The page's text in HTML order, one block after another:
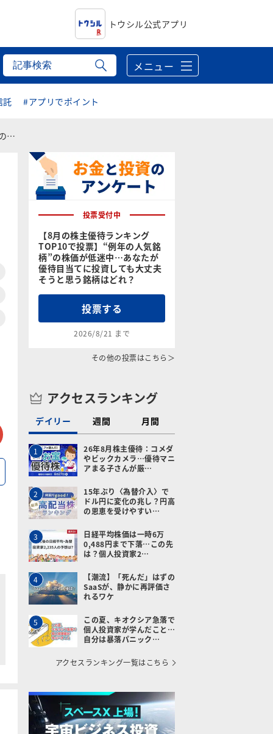
トウシル公式アプリ
メニュー
託 #アプリでポイント
メールで送る
投票受付中
【8月の株主優待ランキング
TOP10で投票】“例年の人気銘
柄”の株価が低迷中…あなたが
優待目当てに投資しても大丈夫
そうと思う銘柄はどれ？
投票する
2026/8/21 まで
その他の投票はこちら＞
アクセスランキング
デイリー 週間 月間
1
26年8月株主優待：コメダ
やビックカメラ…優待マニ
アまる子さんが厳…
2
15年ぶり〈為替介入〉で
ドル円に変化の兆し？円高
の恩恵を受けやすい…
3
日経平均株価は一時6万
0,488円まで下落…この先
は？個人投資家2…
4
【潮流】「死んだ」はずの
SaaSが、静かに再評価さ
れるワケ
5
この夏、キオクシア急落で
個人投資家が学んだこと…
自分は暴落パニック…
アクセスランキング一覧はこちら